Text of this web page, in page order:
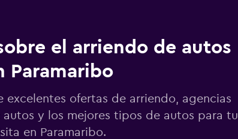
el arriendo de autos
Paramaribo
excelentes ofertas de arriendo, agencias
y los mejores tipos de autos para tu
en Paramaribo.